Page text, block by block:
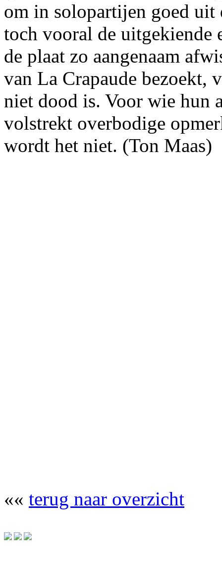
om in solopartijen goed
toch vooral de uitgekiende
de plaat zo aangenaam
van La Crapaude bezoekt,
niet dood is. Voor wie hun
volstrekt overbodige
wordt het niet. (Ton Maas)
«« terug naar overzicht